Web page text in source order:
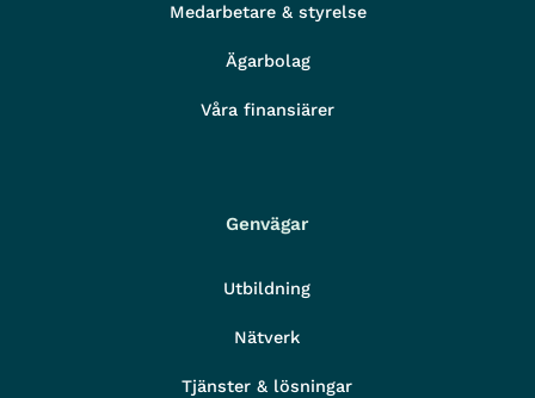
Medarbetare & styrelse
Ägarbolag
Våra finansiärer
Genvägar
Utbildning
Nätverk
Tjänster & lösningar